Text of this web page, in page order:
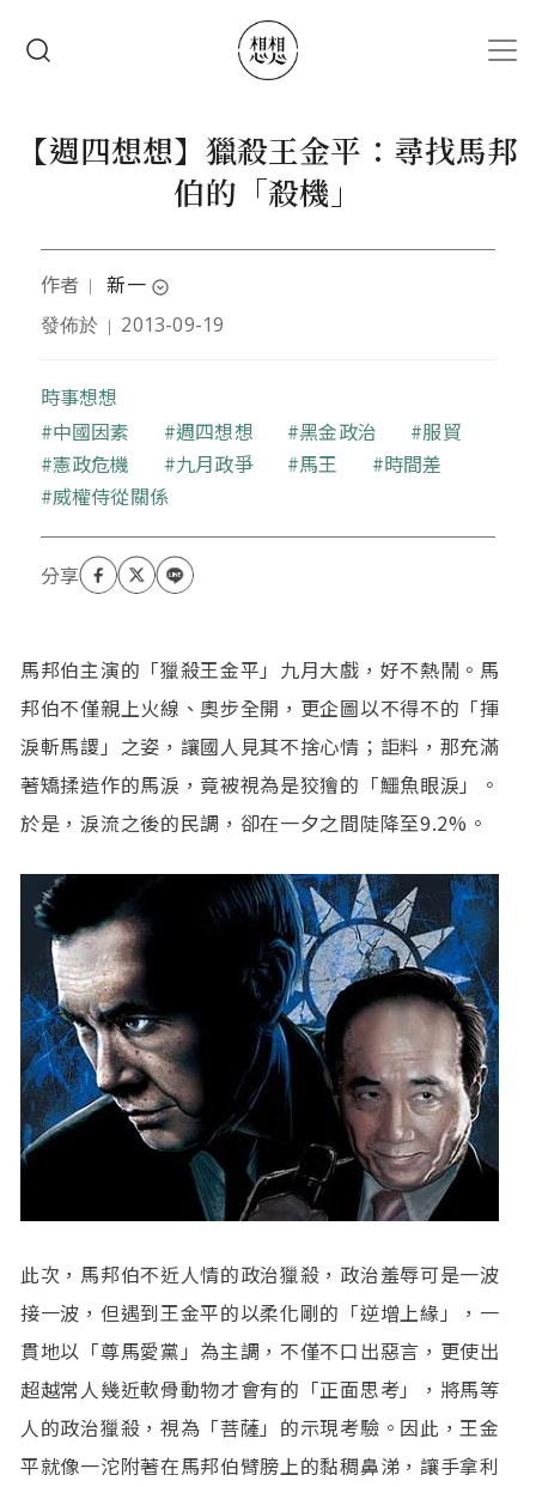
【週四想想】獵殺王金平：尋找馬邦
伯的「殺機」
作者 ｜ 新一 expand_circle_down
目前是教育工作者，曾經幹過記者、教過書、作過研
發佈於 ｜ 2013-09-19
時事想想
關鍵字
中國因素 週四想想 黑金政治
服貿
憲政危機
九月政爭 馬王
時間差
威權侍從關係
馬邦伯主演的「獵殺王金平」九月大戲，好不熱鬧。馬
邦伯不僅親上火線、奧步全開，更企圖以不得不的「揮
淚斬馬謖」之姿，讓國人見其不捨心情；詎料，那充滿
著矯揉造作的馬淚，竟被視為是狡獪的「鱷魚眼淚」。
於是，淚流之後的民調，卻在一夕之間陡降至9.2%。
此次，馬邦伯不近人情的政治獵殺，政治羞辱可是一波
接一波，但遇到王金平的以柔化剛的「逆增上緣」，一
貫地以「尊馬愛黨」為主調，不僅不口出惡言，更使出
超越常人幾近軟骨動物才會有的「正面思考」，將馬等
人的政治獵殺，視為「菩薩」的示現考驗。因此，王金
平就像一沱附著在馬邦伯臂膀上的黏稠鼻涕，讓手拿利